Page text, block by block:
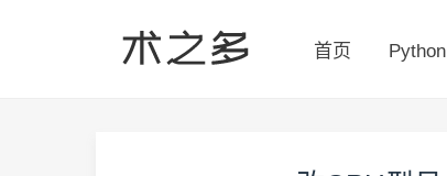
首页 Python